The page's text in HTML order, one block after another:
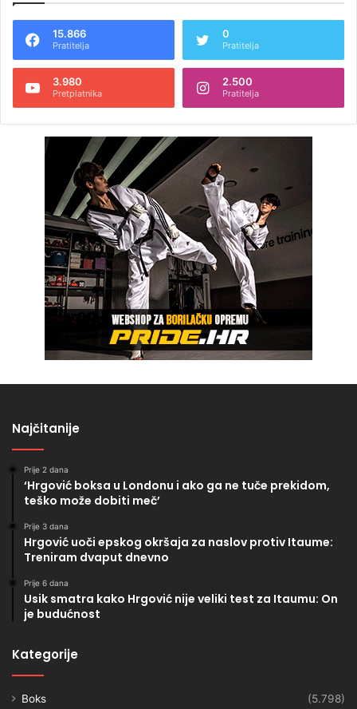
15.866
Pratitelja
0
Pratitelja
3.980
Pretplatnika
2.500
Pratitelja
Najčitanije
Prije 2 dana
‘Hrgović boksa u Londonu i ako ga ne tuče prekidom,
teško može dobiti meč’
Prije 3 dana
Hrgović uoči epskog okršaja za naslov protiv Itaume:
Treniram dvaput dnevno
Prije 6 dana
Usik smatra kako Hrgović nije veliki test za Itaumu: On
je budućnost
Kategorije
Boks
(5.798)